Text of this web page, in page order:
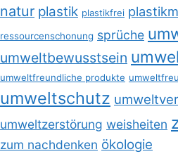
natur plastik plastikfrei
ressourcenschonung sprüche
umweltbewusstsein
umweltfreundliche produkte
umweltschutz
umweltzerstörung weisheiten
zum nachdenken ökologie